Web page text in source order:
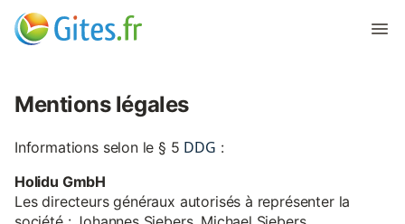
Mentions légales
Informations selon le § 5 DDG :
Holidu GmbH
Les directeurs généraux autorisés à représenter la